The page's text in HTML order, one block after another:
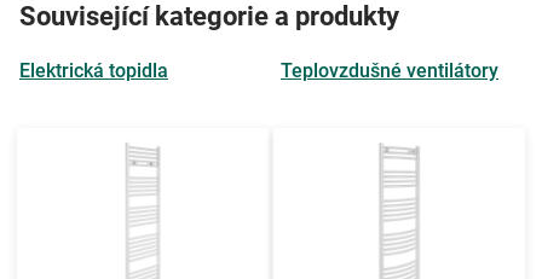
Související kategorie a produkty
Elektrická topidla Teplovzdušné ventilátory